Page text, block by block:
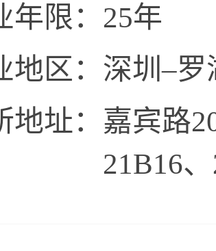
年限： 25年
地区： 深圳–罗
地址： 嘉宾路
21B16